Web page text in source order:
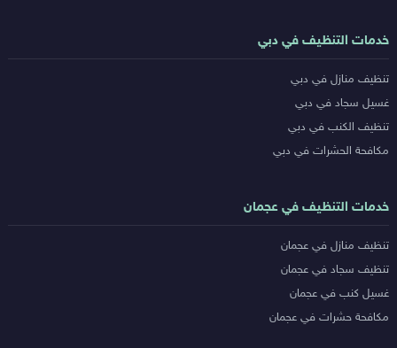
روابط
المدن
خدمات التنظيف في دبي
تنظيف منازل في دبي
غسيل سجاد في دبي
تنظيف الكنب في دبي
مكافحة الحشرات في دبي
خدمات التنظيف في عجمان
تنظيف منازل في عجمان
تنظيف سجاد في عجمان
غسيل كنب في عجمان
مكافحة حشرات في عجمان